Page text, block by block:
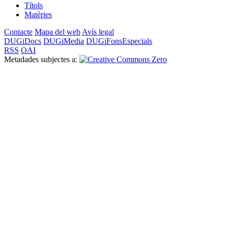
Títols
Matèries
Contacte Mapa del web Avís legal
DUGiDocs DUGiMedia DUGiFonsEspecials
RSS OAI
Metadades subjectes a: